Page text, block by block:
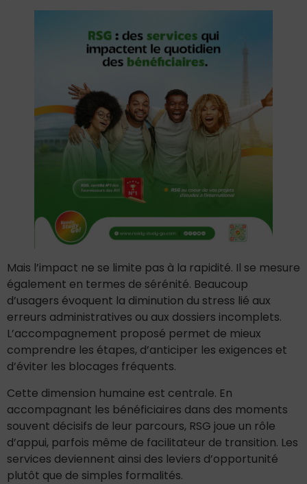
Mais l’impact ne se limite pas à la rapidité. Il se mesure
également en termes de sérénité. Beaucoup
d’usagers évoquent la diminution du stress lié aux
erreurs administratives ou aux dossiers incomplets.
L’accompagnement proposé permet de mieux
comprendre les étapes, d’anticiper les exigences et
d’éviter les blocages fréquents.
Cette dimension humaine est centrale. En
accompagnant les bénéficiaires dans des moments
souvent décisifs de leur parcours, RSG joue un rôle
d’appui, parfois même de facilitateur de transition. Les
services deviennent ainsi des leviers d’opportunité
plutôt que de simples formalités.